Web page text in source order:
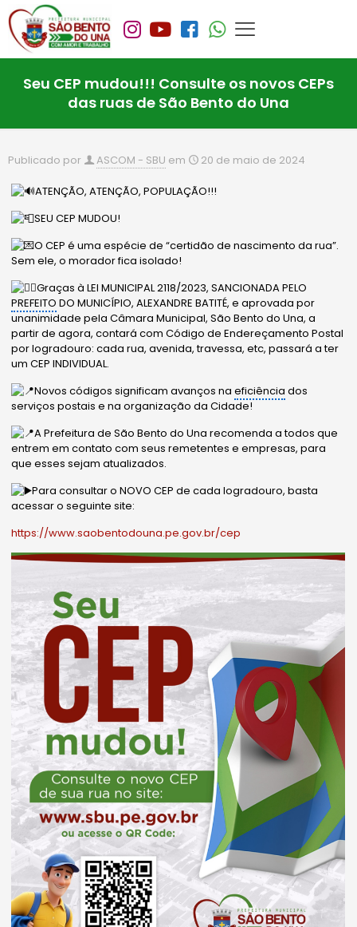
Seu CEP mudou!!! Consulte os novos CEPs
das ruas de São Bento do Una
Publicado por ASCOM - SBU em 20 de maio de 2024
ATENÇÃO, ATENÇÃO, POPULAÇÃO!!!
SEU CEP MUDOU!
O CEP é uma espécie de “certidão de nascimento da rua”.
Sem ele, o morador fica isolado!
Graças à LEI MUNICIPAL 2118/2023, SANCIONADA PELO
PREFEITO DO MUNICÍPIO, ALEXANDRE BATITÉ, e aprovada por
unanimidade pela Câmara Municipal, São Bento do Una, a
partir de agora, contará com Código de Endereçamento Postal
por logradouro: cada rua, avenida, travessa, etc, passará a ter
um CEP INDIVIDUAL.
Novos códigos significam avanços naeficiência dos
serviços postais e na organização da Cidade!
A Prefeitura de São Bento do Una recomenda a todos que
entrem em contato com seus remetentes e empresas, para
que esses sejam atualizados.
Para consultar o NOVO CEP de cada logradouro, basta
acessar o seguinte site:
https://www.saobentodouna.pe.gov.br/cep